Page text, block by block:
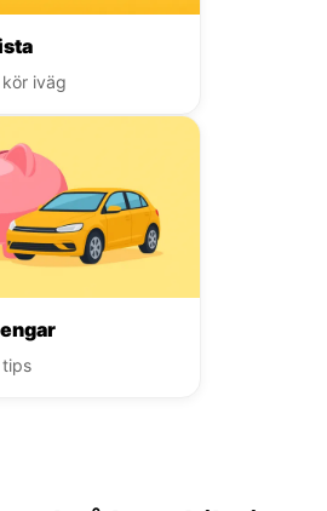
iväg